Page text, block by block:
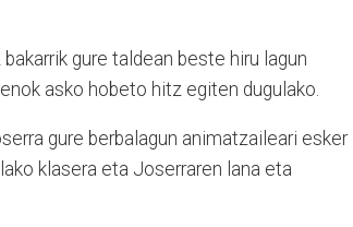
gure taldean beste hiru lagun
asko hobeto hitz egiten dugulako.
gure berbalagun animatzaileari esker
klasera eta Joserraren lana eta